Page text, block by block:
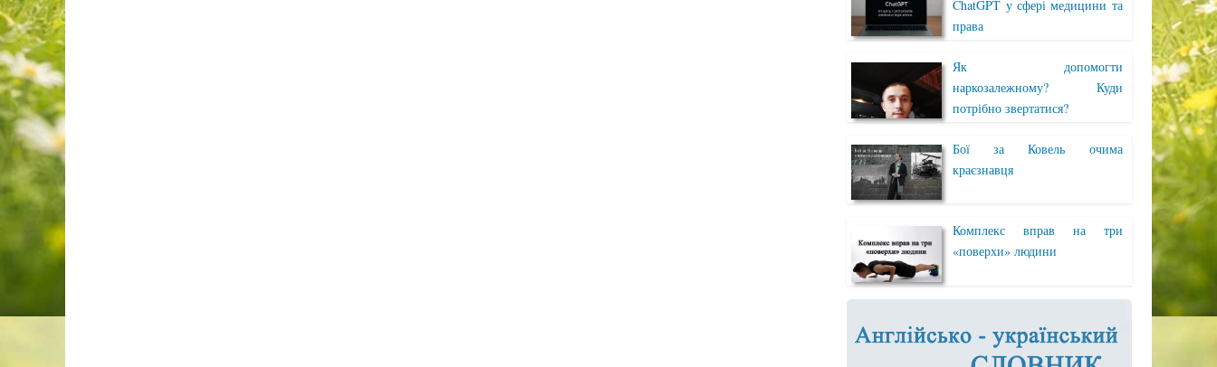
ChatGPT у сфері медицини та
права
Як допомогти
наркозалежному? Куди
потрібно звертатися?
Бої за Ковель очима
краєзнавця
Комплекс вправ на три
«поверхи» людини